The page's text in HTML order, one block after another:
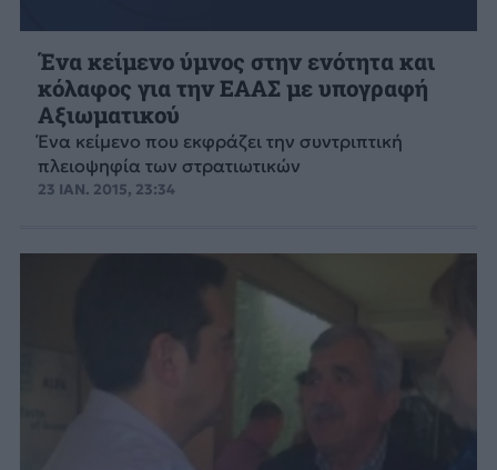
Ένα κείμενο ύμνος στην ενότητα και
κόλαφος για την ΕΑΑΣ με υπογραφή
Αξιωματικού
Ένα κείμενο που εκφράζει την συντριπτική
πλειοψηφία των στρατιωτικών
23 ΙΑΝ. 2015, 23:34